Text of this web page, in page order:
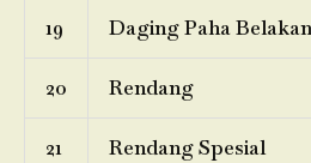
19 Daging Paha
20 Rendang
21 Rendang Spesial